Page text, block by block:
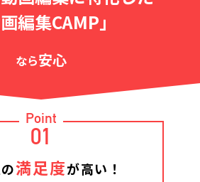
画編集CAMP」
なら安心
Point
01
満足度が高い！